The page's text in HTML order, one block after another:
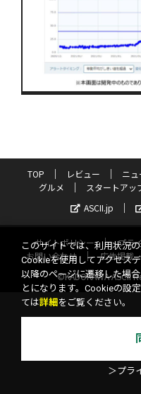
TOP レビュー ニュ
グルメ
スタートアッ
ASCII.jp
サイトポリシー プラ
お問い合わせ
広告掲載
©KADOKAWA ASCII
このサイトでは、利用状況
Cookieを使用してアクセス
以降のページに遷移した場
とになります。Cookieの設
ては詳細 をご覧ください。
＞プラ